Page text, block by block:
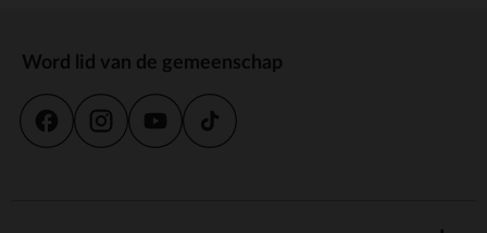
Word lid van de gemeenschap